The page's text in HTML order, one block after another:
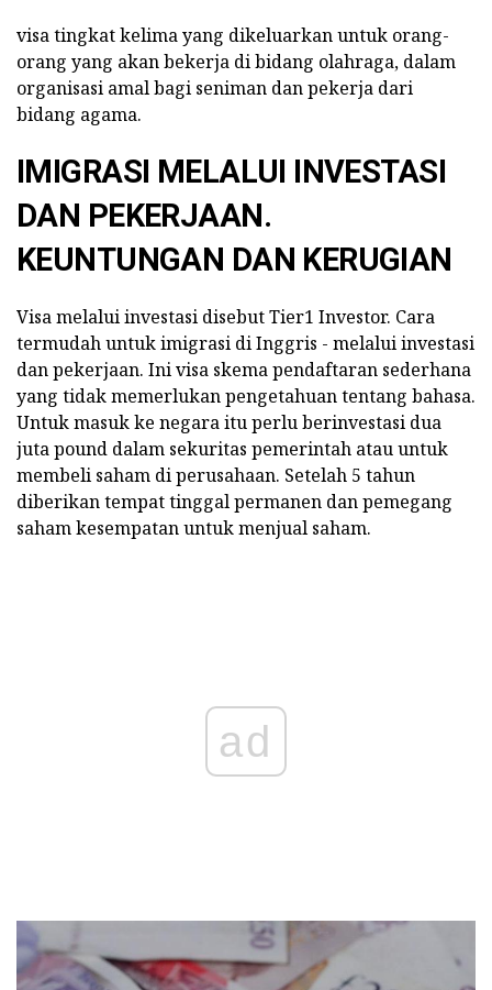
visa tingkat kelima yang dikeluarkan untuk orang-
orang yang akan bekerja di bidang olahraga, dalam
organisasi amal bagi seniman dan pekerja dari
bidang agama.
IMIGRASI MELALUI INVESTASI
DAN PEKERJAAN.
KEUNTUNGAN DAN KERUGIAN
Visa melalui investasi disebut Tier1 Investor. Cara
termudah untuk imigrasi di Inggris - melalui investasi
dan pekerjaan. Ini visa skema pendaftaran sederhana
yang tidak memerlukan pengetahuan tentang bahasa.
Untuk masuk ke negara itu perlu berinvestasi dua
juta pound dalam sekuritas pemerintah atau untuk
membeli saham di perusahaan. Setelah 5 tahun
diberikan tempat tinggal permanen dan pemegang
saham kesempatan untuk menjual saham.
ad